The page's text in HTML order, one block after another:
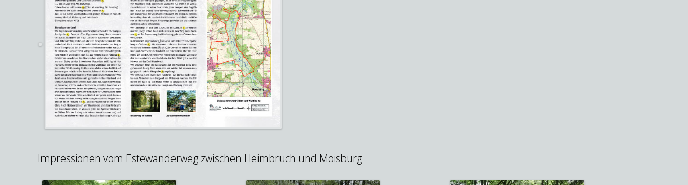
Impressionen vom Estewanderweg zwischen Heimbruch und Moisburg